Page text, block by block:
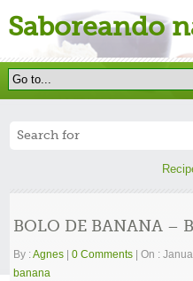
Saboreando
BOLO DE BANANA –
By :Agnes 0 Comments On :
banana